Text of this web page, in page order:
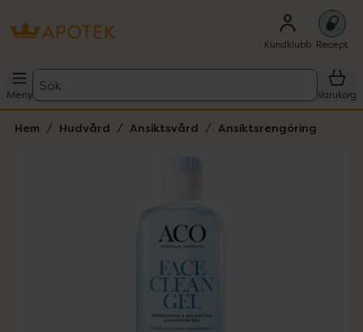
Kundklubb Recept
Meny
Sök
Varukorg
Hem Hudvård Ansiktsvård Ansiktsrengöring